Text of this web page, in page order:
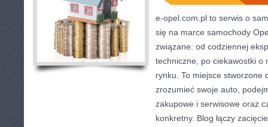
e-opel.com.pl to serwis o
się na marce samochody
związane: od codziennej
techniczne, po ciekawostki o
rynku. To miejsce stworzone
zrozumieć swoje auto,
zakupowe i serwisowe oraz
konkretny. Blog łączy